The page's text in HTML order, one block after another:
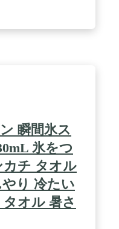
瞬間氷ス
氷をつ
カチ タオル
り 冷たい
オル 暑さ